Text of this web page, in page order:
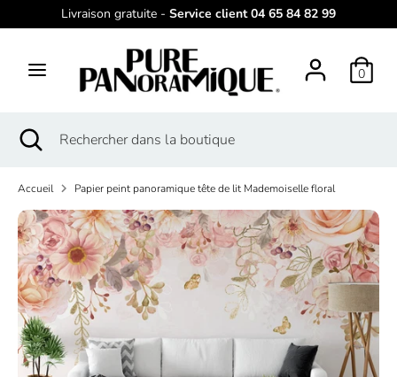
au
Livraison gratuite - Service client 04 65 84 82 99
0
L
a
g
u
e
RechercheRechercher
boutique
RechercheRechercher
boutique
Fermer
la
Accueil Papier peint panoramique tête de lit Mademoiselle floral